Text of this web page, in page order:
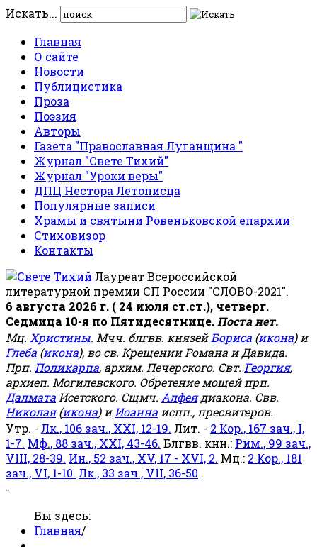
Искать...
Главная
О сайте
Новости
Публицистика
Проза
Поэзия
Авторы
Газета "Православная Луганщина "
Журнал "Свете Тихий"
Журнал "Уроки веры"
ДПЦ Нестора Летописца
Популярные записи
Храмы и святыни Ровеньковской епархии
Стиховизор
Контакты
Лауреат Всероссийской
литературной премии СП России "СЛОВО-2021".
6 августа 2026 г. ( 24 июля ст.ст.), четверг.
Седмица 10-я по Пятидесятнице. Поста нет.
Мц. Христины. Мчч. блгвв. князейБориса (икона) и
Глеба (икона), во св. Крещении Романа и Давида.
Прп. Поликарпа, архим. Печерского. Свт. Георгия,
архиеп. Могилевского. Обретение мощей прп.
Далмата Исетского. Сщмч. Алфеядиакона. Свв.
Николая(икона) иИоанна испп., пресвитеров.
Утр. - Лк., 106 зач., XXI, 12-19. Лит. - 2 Кор., 167 зач., I,
1-7. Мф., 88 зач., XXI, 43-46. Блгвв. кнн.: Рим., 99 зач.,
VIII, 28-39. Ин., 52 зач., XV, 17 - XVI, 2. Мц.: 2 Кор., 181
зач., VI, 1-10. Лк., 33 зач., VII, 36-50 .
-
Вы здесь:
Главная/